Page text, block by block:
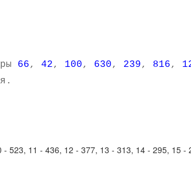
66, 42, 100, 630, 239, 816,
11 - 436, 12 - 377, 13 - 313, 14 - 295, 15